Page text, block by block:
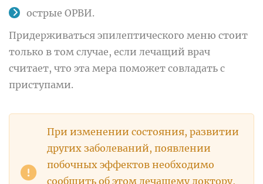
острые ОРВИ.
Придерживаться эпилептического меню стоит
только в том случае, если лечащий врач
считает, что эта мера поможет совладать с
приступами.
При изменении состояния, развитии
других заболеваний, появлении
побочных эффектов необходимо
сообщить об этом лечащему доктору,